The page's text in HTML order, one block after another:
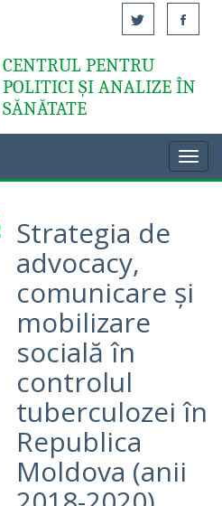
Acasă
CENTRUL PENTRU
POLITICI ȘI ANALIZE ÎN
SĂNĂTATE
Strategia de
advocacy,
comunicare și
mobilizare
socială în
controlul
tuberculozei în
Republica
Moldova (anii